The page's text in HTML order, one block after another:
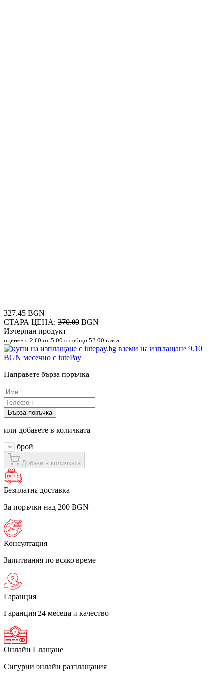
327.45 BGN
СТАРА ЦЕНА: 370.00 BGN
Изчерпан продукт
оценен с 2.00 от 5.00 от общо 52.00 гласа
вземи на изплащане 9.10
BGN месечно с iutePay
Направете бърза поръчка
Бърза поръчка
или добавете в количката
брой
Добави в количката
Безплатна доставка
За поръчки над 200 BGN
Консултация
Запитвания по всяко време
Гаранция
Гаранция 24 месеца и качество
Онлайн Плащане
Сигурни онлайн разплащания